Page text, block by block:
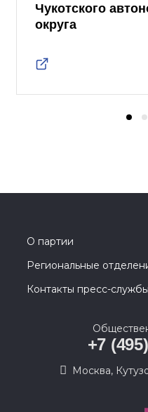
Чукотского
округа
О партии
Региональные
Контакты пресс-службы
+7
Москва,